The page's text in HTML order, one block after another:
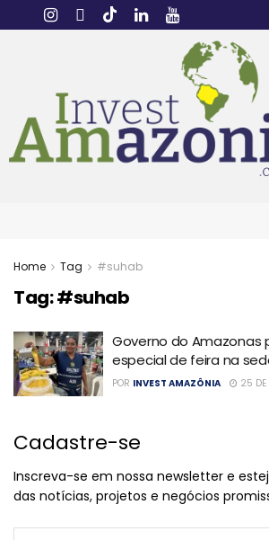
Home Tag #suhab
Tag:#suhab
Governo do Amazonas
especial de feira na
POR INVEST AMAZÔNIA 25
Cadastre-se
Inscreva-se em nossa newsletter e
das notícias, projetos e negócios